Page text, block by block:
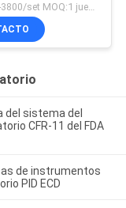
USD2000-3800/set MOQ:1 juego
del sistema del
CFR-11 del FDA
de instrumentos
PID ECD